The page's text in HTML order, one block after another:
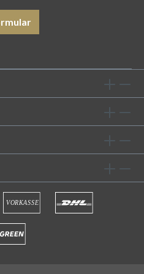
in jedes
sind bei bis
5 Sterne-Hotels
soft & fest
Saugfähigkeit.
zeitlosen Designs
jedes Badezimmer. Die
ist anschmiegsam
1000g/m² angenehm
Top-
Badezimmer Mit
gönnen Sie sich ein